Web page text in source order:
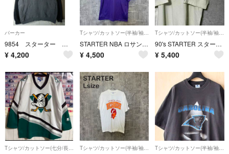
パーカー
9854 スターター ラグラン プルオーバー スウェット パーカー 2トーン
¥ 4,200
Tシャツ/カットソー(半袖/袖なし)
STARTER NBA ロサンゼルス レイカーズ Mサイズ メッシュ 半袖Tシャツ ブラック パープル バスケ USA
¥ 4,500
Tシャツ/カットソー(半袖/袖なし)
90's STARTER スターター Tシャツ 半袖 ホワイト ワンポイント L
¥ 5,400
Tシャツ/カットソー(七分/長袖) Tシャツ/カットソー(半袖/袖なし) Tシャツ/カットソー(半袖/袖なし)